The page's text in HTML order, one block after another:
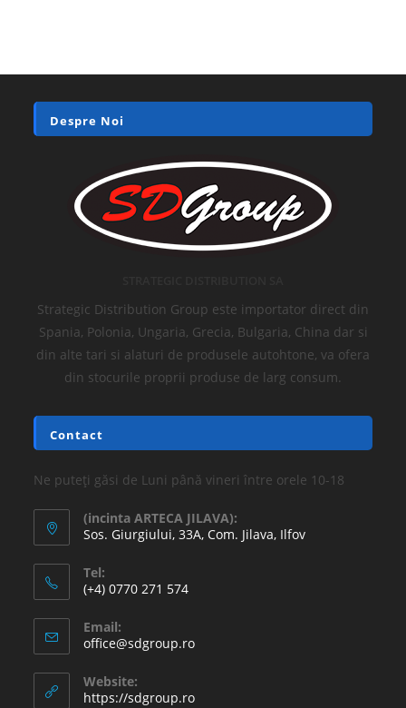
Despre Noi
Strategic Distribution Group este importator direct din
Spania, Polonia, Ungaria, Grecia, Bulgaria, China dar si
din alte tari si alaturi de produsele autohtone, va ofera
din stocurile proprii produse de larg consum.
Contact
Ne puteți găsi de Luni până vineri între orele 10-18
(incinta ARTECA JILAVA):
Sos. Giurgiului, 33A, Com. Jilava, Ilfov
Tel:
(+4) 0770 271 574
Email:
office@sdgroup.ro
Website:
https://sdgroup.ro